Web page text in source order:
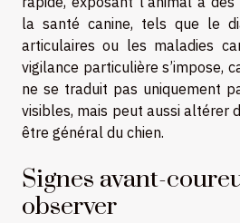
la santé canine, tels que le
articulaires ou les maladies
vigilance particulière s’impose,
ne se traduit pas uniquement
visibles, mais peut aussi altérer
être général du chien.
Signes avant-
observer